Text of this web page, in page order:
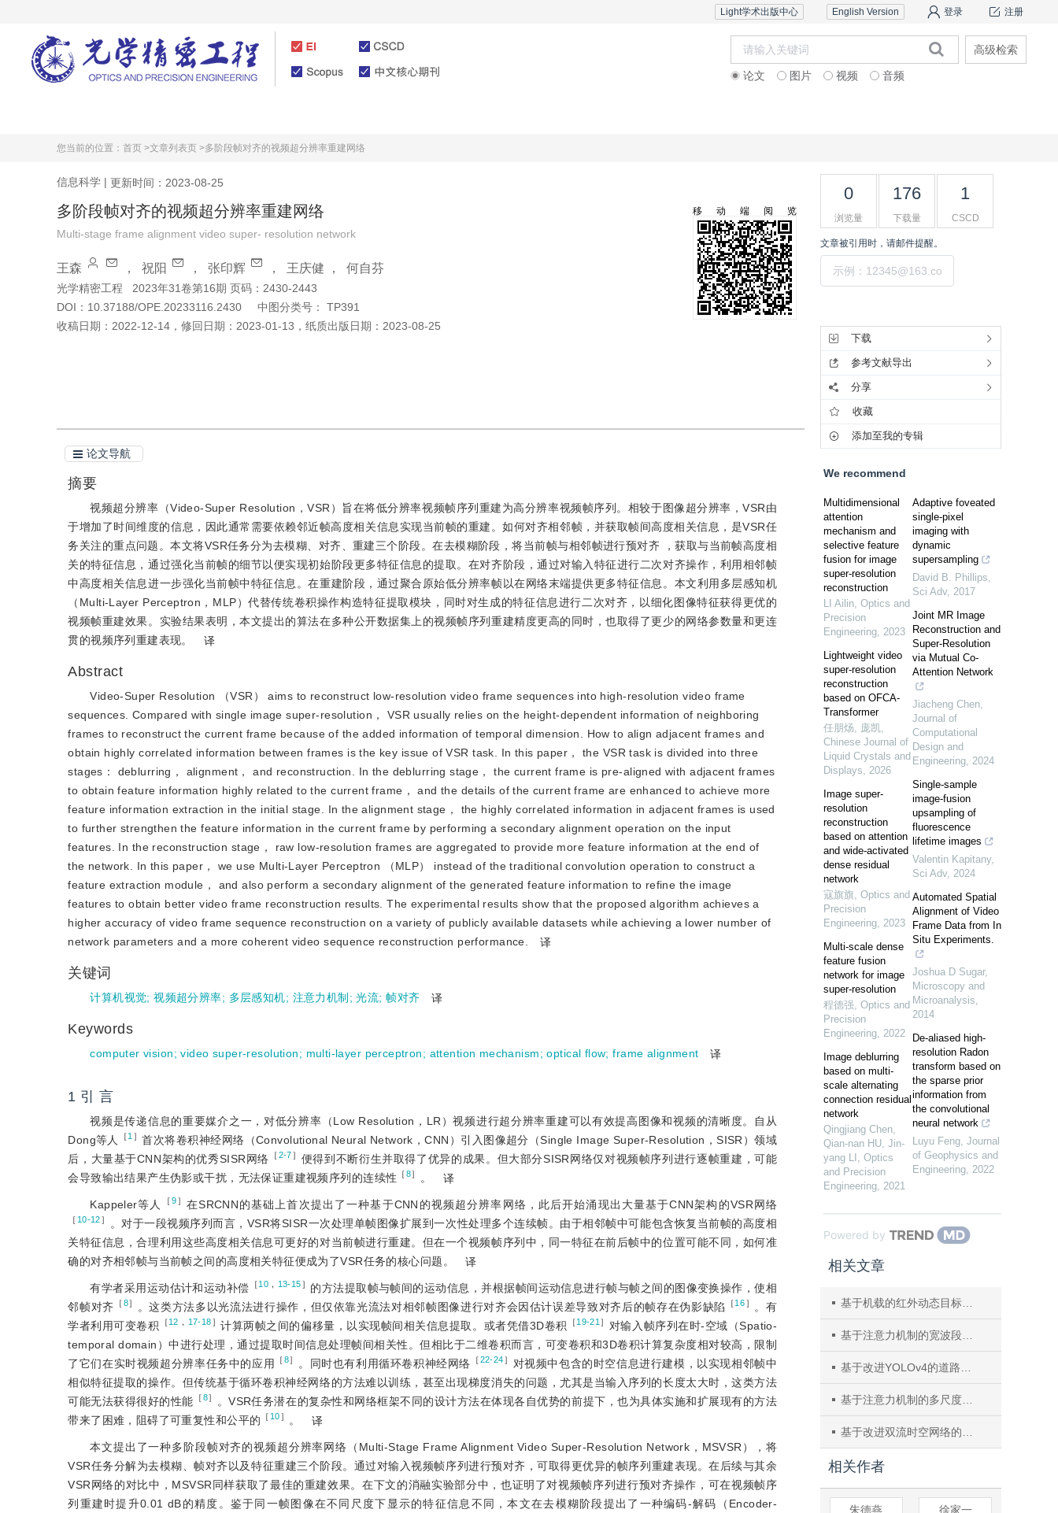
注册
登录
English Version
Light学术出版中心
论文 图片 视频 音频
高级检索
您当前的位置： 首页 >文章列表页 >多阶段帧对齐的视频超分辨率重建网络
信息科学 | 更新时间：2023-08-25
多阶段帧对齐的视频超分辨率重建网络
Multi-stage frame alignment video super- resolution network
王森 ， 祝阳 ， 张印辉 ， 王庆健 ， 何自芬
光学精密工程
2023年31卷第16期 页码：2430-2443
DOI： 10.37188/OPE.20233116.2430 中图分类号：
TP391
收稿日期： 2022-12-14 ， 修回日期： 2023-01-13 ， 纸质出版日期： 2023-08-25
移动端阅览
论文导航
摘要
视频超分辨率（Video-Super Resolution，VSR）旨在将低分辨率视频帧序列重建为高分辨率视频帧序列。相较于图像超分辨率，VSR由
于增加了时间维度的信息，因此通常需要依赖邻近帧高度相关信息实现当前帧的重建。如何对齐相邻帧，并获取帧间高度相关信息，是VSR任
务关注的重点问题。本文将VSR任务分为去模糊、对齐、重建三个阶段。在去模糊阶段，将当前帧与相邻帧进行预对齐 ，获取与当前帧高度相
关的特征信息，通过强化当前帧的细节以便实现初始阶段更多特征信息的提取。在对齐阶段，通过对输入特征进行二次对齐操作，利用相邻帧
中高度相关信息进一步强化当前帧中特征信息。在重建阶段，通过聚合原始低分辨率帧以在网络末端提供更多特征信息。本文利用多层感知机
（Multi-Layer Perceptron，MLP）代替传统卷积操作构造特征提取模块，同时对生成的特征信息进行二次对齐，以细化图像特征获得更优的
视频帧重建效果。实验结果表明，本文提出的算法在多种公开数据集上的视频帧序列重建精度更高的同时，也取得了更少的网络参数量和更连
贯的视频序列重建表现。
译
Abstract
Video-Super Resolution （VSR） aims to reconstruct low-resolution video frame sequences into high-resolution video frame
sequences. Compared with single image super-resolution， VSR usually relies on the height-dependent information of neighboring
frames to reconstruct the current frame because of the added information of temporal dimension. How to align adjacent frames and
obtain highly correlated information between frames is the key issue of VSR task. In this paper， the VSR task is divided into three
stages： deblurring， alignment， and reconstruction. In the deblurring stage， the current frame is pre-aligned with adjacent frames
to obtain feature information highly related to the current frame， and the details of the current frame are enhanced to achieve more
feature information extraction in the initial stage. In the alignment stage， the highly correlated information in adjacent frames is used
to further strengthen the feature information in the current frame by performing a secondary alignment operation on the input
features. In the reconstruction stage， raw low-resolution frames are aggregated to provide more feature information at the end of
the network. In this paper， we use Multi-Layer Perceptron （MLP） instead of the traditional convolution operation to construct a
feature extraction module， and also perform a secondary alignment of the generated feature information to refine the image
features to obtain better video frame reconstruction results. The experimental results show that the proposed algorithm achieves a
higher accuracy of video frame sequence reconstruction on a variety of publicly available datasets while achieving a lower number of
network parameters and a more coherent video sequence reconstruction performance.
译
关键词
计算机视觉;视频超分辨率; 多层感知机; 注意力机制 ;光流;帧对齐 译
Keywords
computer vision;video super-resolution; multi-layer perceptron; attention mechanism;optical flow;frame alignment 译
1 引 言
视频是传递信息的重要媒介之一，对低分辨率（Low Resolution，LR）视频进行超分辨率重建可以有效提高图像和视频的清晰度。自从
Dong等人
［1 ］首次将卷积神经网络（Convolutional Neural Network，CNN）引入图像超分（Single Image Super-Resolution，SISR）领域
后，大量基于CNN架构的优秀SISR网络 ［2-7］ 便得到不断衍生并取得了优异的成果。但大部分SISR网络仅对视频帧序列进行逐帧重建，可能
会导致输出结果产生伪影或干扰，无法保证重建视频序列的连续性
［8］ 。 译
Kappeler等人 ［9］ 在SRCNN的基础上首次提出了一种基于CNN的视频超分辨率网络，此后开始涌现出大量基于CNN架构的VSR网络
［ 10-12］
。对于一段视频序列而言，VSR将SISR一次处理单帧图像扩展到一次性处理多个连续帧。由于相邻帧中可能包含恢复当前帧的高度相
关特征信息，合理利用这些高度相关信息可更好的对当前帧进行重建。但在一个视频帧序列中，同一特征在前后帧中的位置可能不同，如何准
确的对齐相邻帧与当前帧之间的高度相关特征便成为了VSR任务的核心问题。
译
有学者采用运动估计和运动补偿 ［10 ， 13-15］ 的方法提取帧与帧间的运动信息，并根据帧间运动信息进行帧与帧之间的图像变换操作，使相
邻帧对齐
［8］ 。这类方法多以光流法进行操作，但仅依靠光流法对相邻帧图像进行对齐会因估计误差导致对齐后的帧存在伪影缺陷 ［16］
。有
学者利用可变卷积
［12 ， 17-18］ 计算两帧之间的偏移量，以实现帧间相关信息提取。或者凭借3D卷积 ［19-21 ］ 对输入帧序列在时-空域（Spatio-
temporal domain）中进行处理，通过提取时间信息处理帧间相关性。但相比于二维卷积而言，可变卷积和3D卷积计算复杂度相对较高，限制
了它们在实时视频超分辨率任务中的应用
［8］ 。同时也有利用循环卷积神经网络 ［22-24］
对视频中包含的时空信息进行建模，以实现相邻帧中
相似特征提取的操作。但传统基于循环卷积神经网络的方法难以训练，甚至出现梯度消失的问题，尤其是当输入序列的长度太大时，这类方法
可能无法获得很好的性能 ［8］
。VSR任务潜在的复杂性和网络框架不同的设计方法在体现各自优势的前提下，也为具体实施和扩展现有的方法
带来了困难，阻碍了可重复性和公平的
［ 10］ 。 译
本文提出了一种多阶段帧对齐的视频超分辨率网络（Multi-Stage Frame Alignment Video Super-Resolution Network，MSVSR），将
VSR任务分解为去模糊、帧对齐以及特征重建三个阶段。通过对输入视频帧序列进行预对齐，可取得更优异的帧序列重建表现。在后续与其余
VSR网络的对比中，MSVSR同样获取了最佳的重建效果。在下文的消融实验部分中，也证明了对视频帧序列进行预对齐操作，可在视频帧序
列重建时提升0.01 dB的精度。鉴于同一帧图像在不同尺度下显示的特征信息不同，本文在去模糊阶段提出了一种编码-解码（Encoder-
0
浏览量
176
下载量
1
CSCD
文章被引用时，请邮件提醒。
下载
参考文献导出
分享
收藏
添加至我的专辑
We recommend
Multidimensional
attention
mechanism and
selective feature
fusion for image
super-resolution
reconstruction
LI Ailin, Optics and
Precision
Engineering, 2023
Lightweight video
super-resolution
reconstruction
based on OFCA-
Transformer
任朋炀, 庞凯,
Chinese Journal of
Liquid Crystals and
Displays, 2026
Image super-
resolution
reconstruction
based on attention
and wide-activated
dense residual
network
寇旗旗, Optics and
Precision
Engineering, 2023
Multi-scale dense
feature fusion
network for image
super-resolution
程德强, Optics and
Precision
Engineering, 2022
Image deblurring
based on multi-
scale alternating
connection residual
network
Qingjiang Chen,
Qian-nan HU, Jin-
yang LI , Optics
and Precision
Engineering, 2021
Adaptive foveated
single-pixel
imaging with
dynamic
supersampling
David B. Phillips,
Sci Adv, 2017
Joint MR Image
Reconstruction and
Super-Resolution
via Mutual Co-
Attention Network
Jiacheng Chen,
Journal of
Computational
Design and
Engineering, 2024
Single-sample
image-fusion
upsampling of
fluorescence
lifetime images
Valentin Kapitany,
Sci Adv, 2024
Automated Spatial
Alignment of Video
Frame Data from In
Situ Experiments.
Joshua D Sugar,
Microscopy and
Microanalysis,
2014
De-aliased high-
resolution Radon
transform based on
the sparse prior
information from
the convolutional
neural network
Luyu Feng, Journal
of Geophysics and
Engineering, 2022
Powered by
相关文章
基于机载的红外动态目标视频实时超分辨率重建
基于注意力机制的宽波段小目标实时去模糊
基于改进YOLOv4的道路交通标志识别
基于注意力机制的多尺度车辆行人检测算法
基于改进双流时空网络的人体行为识别
相关作者
朱德燕 徐家一